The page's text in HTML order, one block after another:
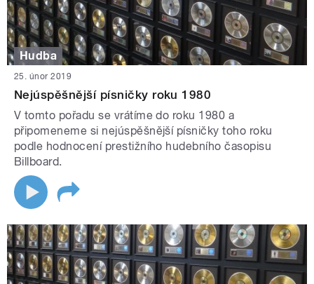
Hudba
25. únor 2019
Nejúspěšnější písničky roku 1980
V tomto pořadu se vrátíme do roku 1980 a
připomeneme si nejúspěšnější písničky toho roku
podle hodnocení prestižního hudebního časopisu
Billboard.